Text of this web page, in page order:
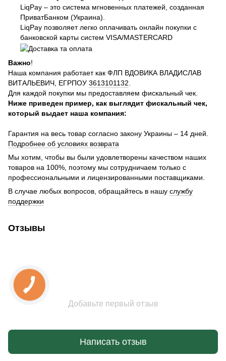
LiqPay – это система мгновенных платежей, созданная
ПриватБанком (Украина).
LiqPay позволяет легко оплачивать онлайн покупки с
банковской карты систем VISA/MASTERCARD
Важно!
Наша компания работает как ФЛП ВДОВИКА ВЛАДИСЛАВ
ВИТАЛЬЕВИЧ, ЕГРПОУ 3613101132
Для каждой покупки мы предоставляем фискальный чек.
Ниже приведен пример, как выглядит фискальный чек,
который выдает наша компания:
Гарантия на весь товар согласно закону Украины – 14 дней.
Подробнее об условиях возврата
Мы хотим, чтобы вы были удовлетворены качеством наших
товаров на 100%, поэтому мы сотрудничаем только с
профессиональными и лицензированными поставщиками.
В случае любых вопросов, обращайтесь в нашу службу
поддержки
Отзывы
Добавьте первый отзыв
Написать отзыв